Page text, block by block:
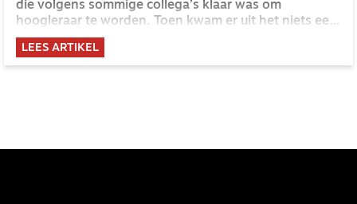
die volgens sommige collega’s klaar was om
hoogleraar te worden. Toen kwam er uit het niets een
zwaar herseninfarct, dat het einde van zijn hobby en
carrière betekende. Antheun Janse (55) is
tegenwoordig blij dat hij er weer met een aangepaste
LEES ARTIKEL